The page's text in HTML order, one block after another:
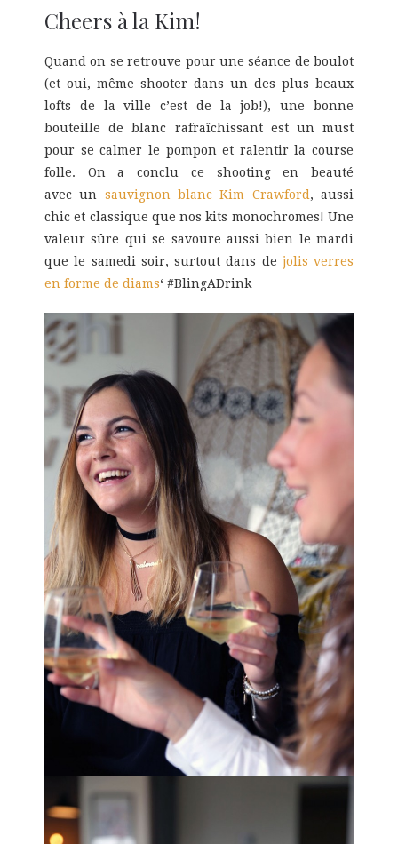
Cheers à la Kim!
Quand on se retrouve pour une séance de boulot
(et oui, même shooter dans un des plus beaux
lofts de la ville c’est de la job!), une bonne
bouteille de blanc rafraîchissant est un must
pour se calmer le pompon et ralentir la course
folle. On a conclu ce shooting en beauté
avec un sauvignon blanc Kim Crawford, aussi
chic et classique que nos kits monochromes! Une
valeur sûre qui se savoure aussi bien le mardi
que le samedi soir, surtout dans de jolis verres
en forme de diams‘ #BlingADrink